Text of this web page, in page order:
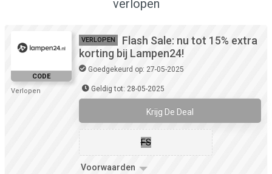
verlopen
CODE
Verlopen
VERLOPEN
Flash Sale: nu tot 15% extra
korting bij Lampen24!
Goedgekeurd op: 27-05-2025
Geldig tot: 28-05-2025
Krijg De Deal
FS
Voorwaarden